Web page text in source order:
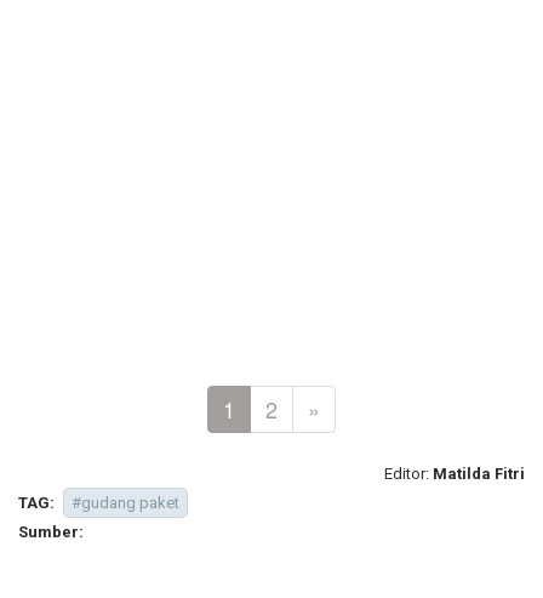
1 2 »
Editor: Matilda Fitri
TAG:
#gudang paket
Sumber: